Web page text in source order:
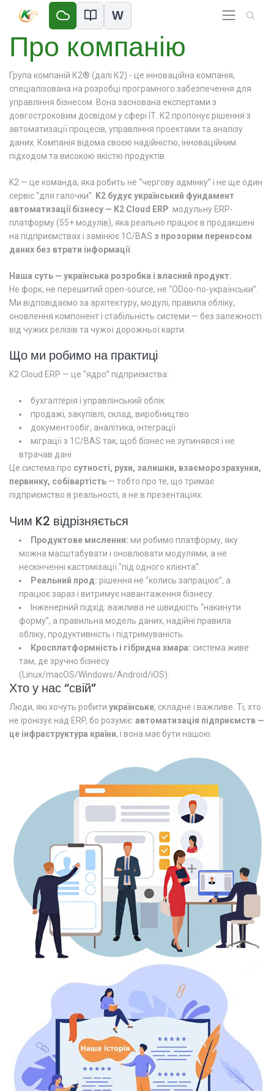
W
Про компанію
Група компаній К2® (далі К2) - це інноваційна компанія,
спеціалізована на розробці програмного забезпечення для
управління бізнесом. Вона заснована експертами з
довгостроковим досвідом у сфері ІТ. К2 пропонує рішення з
автоматизації процесів, управління проектами та аналізу
даних. Компанія відома своєю надійністю, інноваційним
підходом та високою якістю продуктів.
K2 — це команда, яка робить не “чергову адмінку” і не ще один
сервіс “для галочки”.
K2 будує український фундамент
автоматизації бізнесу — K2 Cloud ERP: модульну ERP-
платформу (55+ модулів), яка реально працює в продакшені
на підприємствах і замінює 1C/BAS з прозорим переносом
даних без втрати інформації.
Наша суть — українська розробка і власний продукт.
Не форк, не перешитий open-source, не “ODoo-по-українськи”.
Ми відповідаємо за архітектуру, модулі, правила обліку,
оновлення компонент і стабільність системи — без залежності
від чужих релізів та чужої дорожньої карти.
Що ми робимо на практиці
K2 Cloud ERP — це “ядро” підприємства:
бухгалтерія і управлінський облік
продажі, закупівлі, склад, виробництво
документообіг, аналітика, інтеграції
міграції з 1C/BAS так, щоб бізнес не зупинявся і не
втрачав дані
Це система про сутності, рухи, залишки, взаєморозрахунки,
первинку, собівартість — тобто про те, що тримає
підприємство в реальності, а не в презентаціях.
Чим K2 відрізняється
Продуктове мислення: ми робимо платформу, яку
можна масштабувати і оновлювати модулями, а не
нескінченні кастомізації “під одного клієнта”.
Реальний прод: рішення не “колись запрацює”, а
працює зараз і витримує навантаження бізнесу.
Інженерний підхід: важлива не швидкість “накинути
форму”, а правильна модель даних, надійні правила
обліку, продуктивність і підтримуваність.
Кросплатформність і гібридна хмара: система живе
там, де зручно бізнесу
(Linux/macOS/Windows/Android/iOS).
Хто у нас “свій”
Люди, які хочуть робити українське, складне і важливе. Ті, хто
не іронізує над ERP, бо розуміє: автоматизація підприємств —
це інфраструктура країни, і вона має бути нашою.